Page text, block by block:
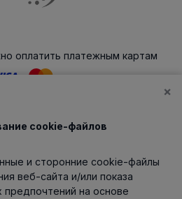
оплатить платежным картам
×
cookie-файлов
и сторонние cookie-файлы
веб-сайта и/или показа
на основе